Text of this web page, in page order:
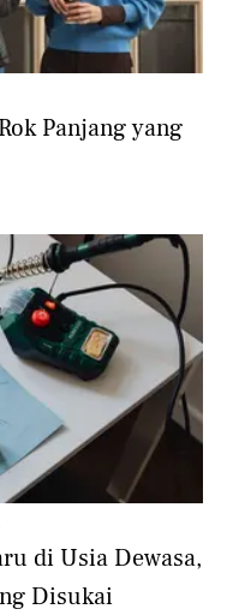
Panjang yang
di Usia Dewasa,
Disukai